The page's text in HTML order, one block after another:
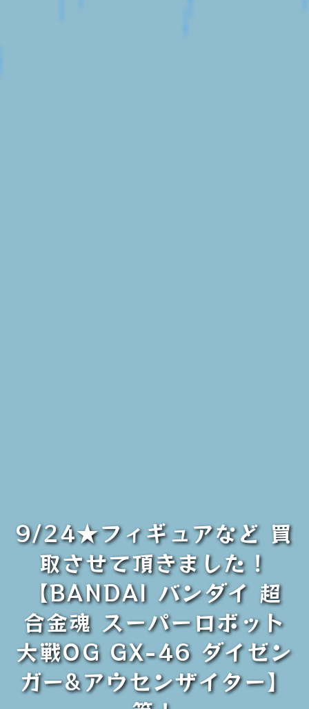
9/24★フィギュアなど 買
取させて頂きました！
【BANDAI バンダイ 超
合金魂 スーパーロボット
大戦OG GX-46 ダイゼン
ガー&アウセンザイター】